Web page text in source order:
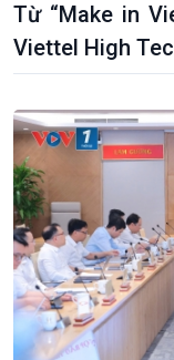
Giới thiệu
Từ “Make in
Viettel High